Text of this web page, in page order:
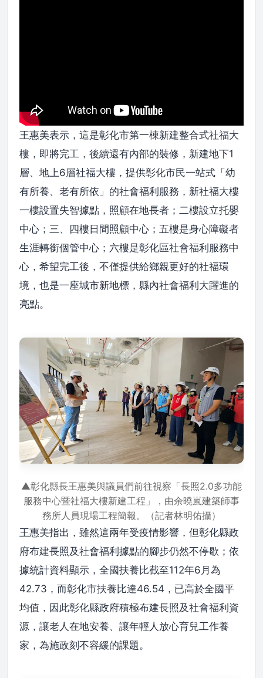
王惠美表示，這是彰化市第一棟新建整合式社福大
樓，即將完工，後續還有內部的裝修，新建地下1
層、地上6層社福大樓，提供彰化市民一站式「幼
有所養、老有所依」的社會福利服務，新社福大樓
一樓設置失智據點，照顧在地長者；二樓設立托嬰
中心；三、四樓日間照顧中心；五樓是身心障礙者
生涯轉銜個管中心；六樓是彰化區社會福利服務中
心，希望完工後，不僅提供給鄉親更好的社福環
境，也是一座城市新地標，縣內社會福利大躍進的
亮點。
▲彰化縣長王惠美與議員們前往視察「長照2.0多功能
服務中心暨社福大樓新建工程」，由余曉嵐建築師事
務所人員現場工程簡報。（記者林明佑攝）
王惠美指出，雖然這兩年受疫情影響，但彰化縣政
府布建長照及社會福利據點的腳步仍然不停歇；依
據統計資料顯示，全國扶養比截至112年6月為
42.73，而彰化市扶養比達46.54，已高於全國平
均值，因此彰化縣政府積極布建長照及社會福利資
源，讓老人在地安養、讓年輕人放心育兒工作養
家，為施政刻不容緩的課題。